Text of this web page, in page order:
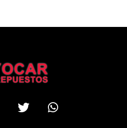
TwitterWhatsapp